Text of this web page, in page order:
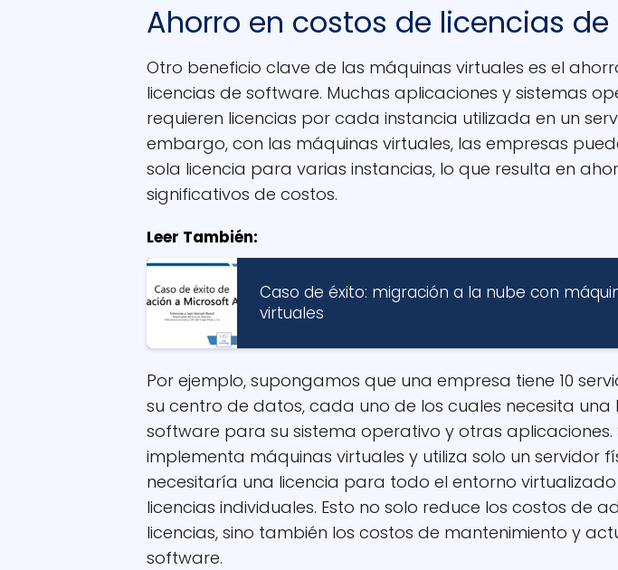
Ahorro en costos de licencias
Otro beneficio clave de las máquinas virtuales es el
licencias de software. Muchas aplicaciones y sistemas
requieren licencias por cada instancia utilizada en un
embargo, con las máquinas virtuales, las empresas
sola licencia para varias instancias, lo que resulta en
significativos de costos.
Leer También:
Caso de éxito: migración a la nube con
virtuales
Por ejemplo, supongamos que una empresa tiene 10
su centro de datos, cada uno de los cuales necesita una
software para su sistema operativo y otras aplicaciones.
implementa máquinas virtuales y utiliza solo un servidor
necesitaría una licencia para todo el entorno virtualizado
licencias individuales. Esto no solo reduce los costos de
licencias, sino también los costos de mantenimiento y
software.